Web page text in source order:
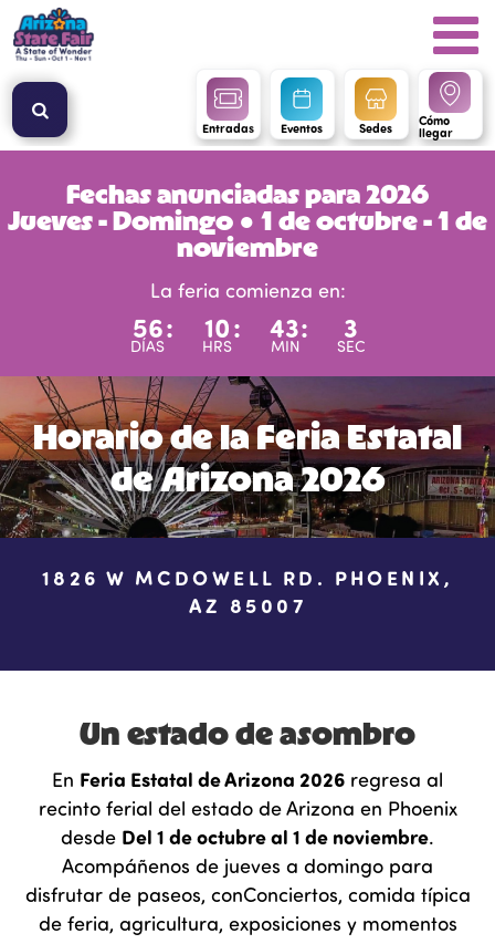
Entradas Eventos Sedes Cómo
llegar
Fechas anunciadas para 2026
Jueves - Domingo ● 1 de octubre - 1 de
noviembre
La feria comienza en:
56
DÍAS
: 10
HRS
: 43
MIN
: 2
SEC
Horario de la Feria Estatal
de Arizona 2026
1826 W MCDOWELL RD. PHOENIX,
AZ 85007
Un estado de asombro
En Feria Estatal de Arizona 2026 regresa al
recinto ferial del estado de Arizona en Phoenix
desde Del 1 de octubre al 1 de noviembre.
Acompáñenos de jueves a domingo para
disfrutar de paseos, conConciertos, comida típica
de feria, agricultura, exposiciones y momentos